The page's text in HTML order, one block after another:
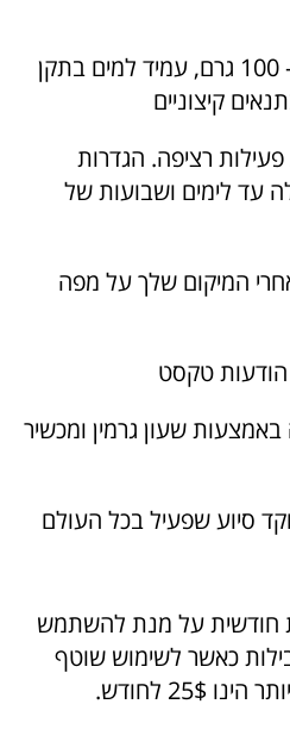
מבנה קשיח ו משקל קל – 100 גרם, עמיד למים בתקן
מ-40 שעות פעילות רציפה. הגדרות
עד לימים ושבועות של
המיקום שלך על מפה
טקסט
שעון גרמין ומכשיר
סיוע שפעיל בכל העולם
חודשית על מנת להשתמש
כאשר לשימוש שוטף
לחודש.